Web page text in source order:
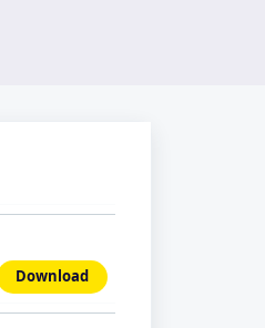
Download